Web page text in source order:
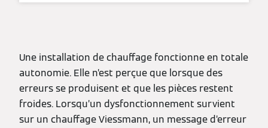
Une installation de chauffage fonctionne en totale
autonomie. Elle n’est perçue que lorsque des
erreurs se produisent et que les pièces restent
froides. Lorsqu’un dysfonctionnement survient
sur un chauffage Viessmann, un message d’erreur